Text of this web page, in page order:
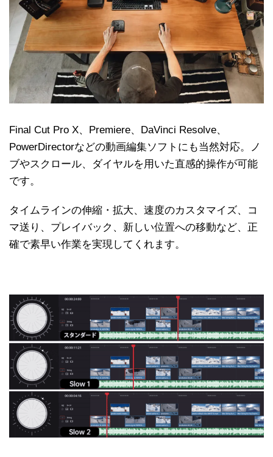
Final Cut Pro X、Premiere、DaVinci Resolve、
PowerDirectorなどの動画編集ソフトにも当然対応。ノ
ブやスクロール、ダイヤルを用いた直感的操作が可能
です。
タイムラインの伸縮・拡大、速度のカスタマイズ、コ
マ送り、プレイバック、新しい位置への移動など、正
確で素早い作業を実現してくれます。